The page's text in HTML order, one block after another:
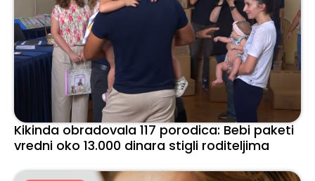
Kikinda obradovala 117 porodica: Bebi paketi
vredni oko 13.000 dinara stigli roditeljima